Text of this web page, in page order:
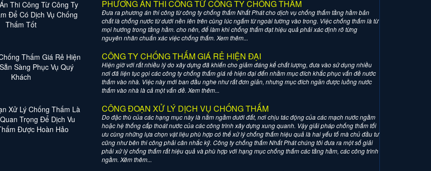
PHƯƠNG ÁN THI CÔNG TỪ CÔNG TY CHỐNG THẤM
Đưa ra phương án thi công từ công ty chống thấm Nhất Phát cho dịch vụ chống thấm tầng hầm bản
chất là chống nước từ dưới nền lên trên cùng lúc ngấm từ ngoài tường vào trong. Việc chống thấm là từ
mọi hướng trong tầng hầm. cho nên, để làm khi chống thấm đạt hiệu quả phải xác định rõ từng
nguyên nhân chuẩn xác việc chống thấm. Xem thêm...
CÔNG TY CHỐNG THẤM GIÁ RẺ HIỆN ĐẠI
Hiện giờ với rất nhiều lý do xây dựng đã khiến cho giảm đáng kể chất lượng, đưa vào sử dụng nhiều
nơi đã liện tục gọi các công ty chống thấm giá rẻ hiện đại đến nhằm mục đích khắc phục vấn đề nước
thấm vào nhà. Việc này mới ban đầu nghe như rất đơn giản, nhưng mục đích ngăn được luồng nước
thấm vào nhà là cả một vấn đề. Xem thêm...
CÔNG ĐOẠN XỬ LÝ DỊCH VỤ CHỐNG THẤM
Do đặc thù của các hạng mục này là nằm ngầm dưới đất, nơi chịu tác động của các mạch nước ngầm
hoặc hệ thống cấp thoát nước của các công trình xây dựng xung quanh. Vậy giải pháp chống thấm tối
ưu cùng những lựa chọn vật liệu phù hợp có thể xử lý chống thấm hiệu quả là hai yếu tố mà chủ đầu tư
cũng như bên thi công phải cân nhắc kỹ. Công ty chống thấm Nhất Phát chúng tôi đưa ra một số giải
phải xử lý chống thấm rất hiệu quả và phù hợp với hạng mục chống thấm các tầng hầm, các công trình
ngầm. Xêm thêm...